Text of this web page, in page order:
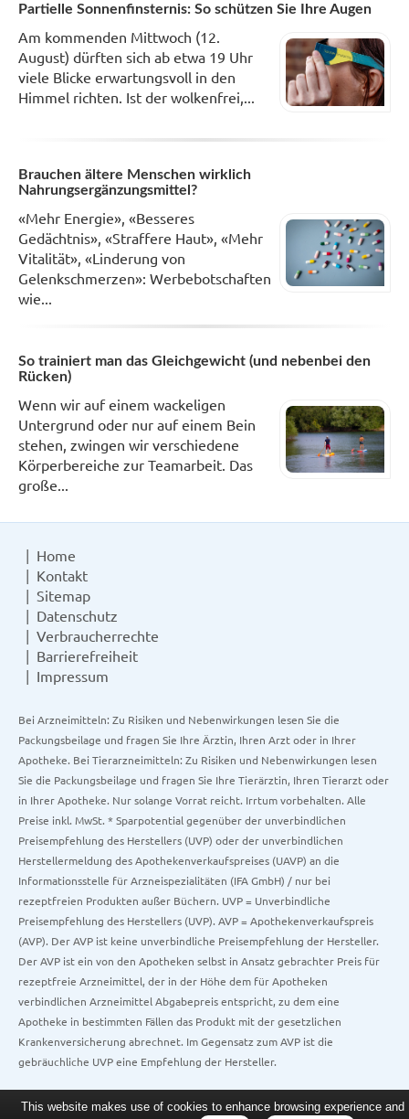
Partielle Sonnenfinsternis: So schützen Sie Ihre Augen
Am kommenden Mittwoch (12.
August) dürften sich ab etwa 19 Uhr
viele Blicke erwartungsvoll in den
Himmel richten. Ist der wolkenfrei,...
Brauchen ältere Menschen wirklich
Nahrungsergänzungsmittel?
«Mehr Energie», «Besseres
Gedächtnis», «Straffere Haut», «Mehr
Vitalität», «Linderung von
Gelenkschmerzen»: Werbebotschaften
wie...
So trainiert man das Gleichgewicht (und nebenbei den
Rücken)
Wenn wir auf einem wackeligen
Untergrund oder nur auf einem Bein
stehen, zwingen wir verschiedene
Körperbereiche zur Teamarbeit. Das
große...
Home
Kontakt
Sitemap
Datenschutz
Verbraucherrechte
Barrierefreiheit
Impressum
Bei Arzneimitteln: Zu Risiken und Nebenwirkungen lesen Sie die
Packungsbeilage und fragen Sie Ihre Ärztin, Ihren Arzt oder in Ihrer
Apotheke. Bei Tierarzneimitteln: Zu Risiken und Nebenwirkungen lesen
Sie die Packungsbeilage und fragen Sie Ihre Tierärztin, Ihren Tierarzt oder
in Ihrer Apotheke. Nur solange Vorrat reicht. Irrtum vorbehalten. Alle
Preise inkl. MwSt. * Sparpotential gegenüber der unverbindlichen
Preisempfehlung des Herstellers (UVP) oder der unverbindlichen
Herstellermeldung des Apothekenverkaufspreises (UAVP) an die
Informationsstelle für Arzneispezialitäten (IFA GmbH) / nur bei
rezeptfreien Produkten außer Büchern. UVP = Unverbindliche
Preisempfehlung des Herstellers (UVP). AVP = Apothekenverkaufspreis
(AVP). Der AVP ist keine unverbindliche Preisempfehlung der Hersteller.
Der AVP ist ein von den Apotheken selbst in Ansatz gebrachter Preis für
rezeptfreie Arzneimittel, der in der Höhe dem für Apotheken
verbindlichen Arzneimittel Abgabepreis entspricht, zu dem eine
Apotheke in bestimmten Fällen das Produkt mit der gesetzlichen
Krankenversicherung abrechnet. Im Gegensatz zum AVP ist die
gebräuchliche UVP eine Empfehlung der Hersteller.
This website makes use of cookies to enhance browsing experience and